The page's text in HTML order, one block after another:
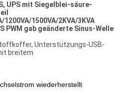
UPS mit Siegelblei-säure-
1200VA/1500VA/2KVA/3KVA
PWM gab geänderte Sinus-Welle
Unterstützungs-USB-
breitem
wiederherstellt